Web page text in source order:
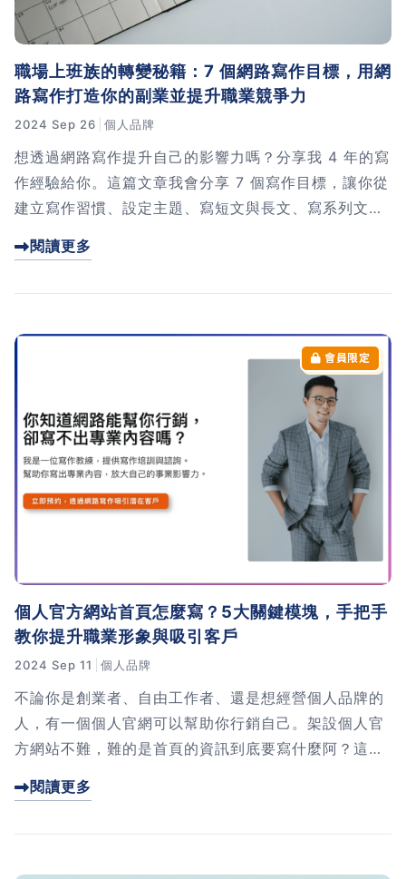
職場上班族的轉變秘籍：7 個網路寫作目標，用網
路寫作打造你的副業並提升職業競爭力
2024 Sep 26 個人品牌
想透過網路寫作提升自己的影響力嗎？分享我 4 年的寫
作經驗給你。這篇文章我會分享 7 個寫作目標，讓你從
建立寫作習慣、設定主題、寫短文與長文、寫系列文、
標，你會驚訝自己的成長。
閱讀更多
個人官方網站首頁怎麼寫？5大關鍵模塊，手把手
教你提升職業形象與吸引客戶
2024 Sep 11 個人品牌
不論你是創業者、自由工作者、還是想經營個人品牌的
人，有一個個人官網可以幫助你行銷自己。架設個人官
方網站不難，難的是首頁的資訊到底要寫什麼阿？這篇
構。
閱讀更多